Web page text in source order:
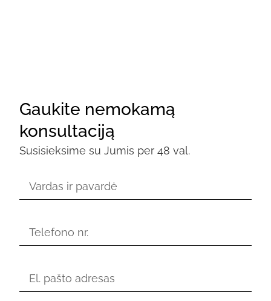
Gaukite nemokamą
konsultaciją
Susisieksime su Jumis per 48 val.